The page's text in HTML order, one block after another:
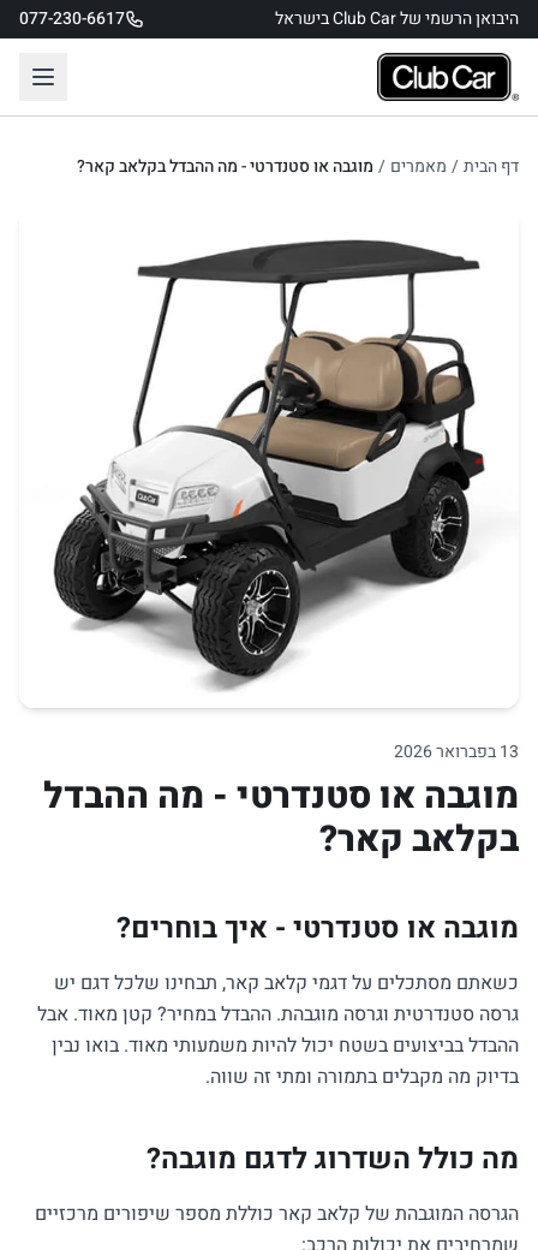
היבואן הרשמי של Club Car בישראל 077-230-6617
דף הבית/ מאמרים / מוגבה או סטנדרטי - מה ההבדל בקלאב קאר?
13 בפברואר 2026
מוגבה או סטנדרטי - מה ההבדל
בקלאב קאר?
מוגבה או סטנדרטי - איך בוחרים?
כשאתם מסתכלים על דגמי קלאב קאר, תבחינו שלכל דגם יש
גרסה סטנדרטית וגרסה מוגבהת. ההבדל במחיר? קטן מאוד. אבל
ההבדל בביצועים בשטח יכול להיות משמעותי מאוד. בואו נבין
בדיוק מה מקבלים בתמורה ומתי זה שווה.
מה כולל השדרוג לדגם מוגבה?
הגרסה המוגבהת של קלאב קאר כוללת מספר שיפורים מרכזיים